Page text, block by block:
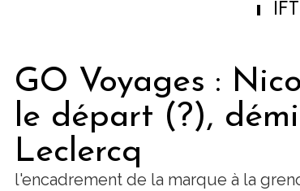
IFTM :
GO Voyages :
le départ (?),
Leclercq
l'encadrement de la marque à la